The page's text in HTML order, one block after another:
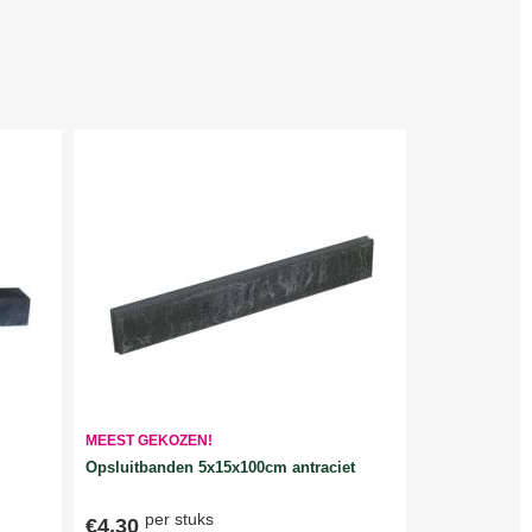
MEEST GEKOZEN!
Opsluitbanden 5x15x100cm antraciet
€4,30 per stuks